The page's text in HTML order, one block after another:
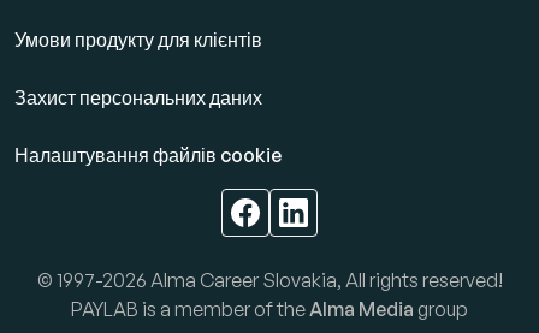
Умови продукту для клієнтів
Захист персональних даних
Налаштування файлів cookie
© 1997-2026 Alma Career Slovakia, All rights reserved!
PAYLAB is a member of the Alma Media group